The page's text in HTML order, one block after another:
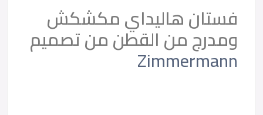
فستان هاليداي مكشكش
ومدرج من القطن من تصميم
Zimmermann